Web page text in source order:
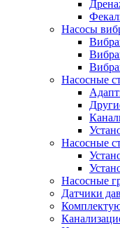
Насосы
Насосные
Насосные
Насосные
Датчики